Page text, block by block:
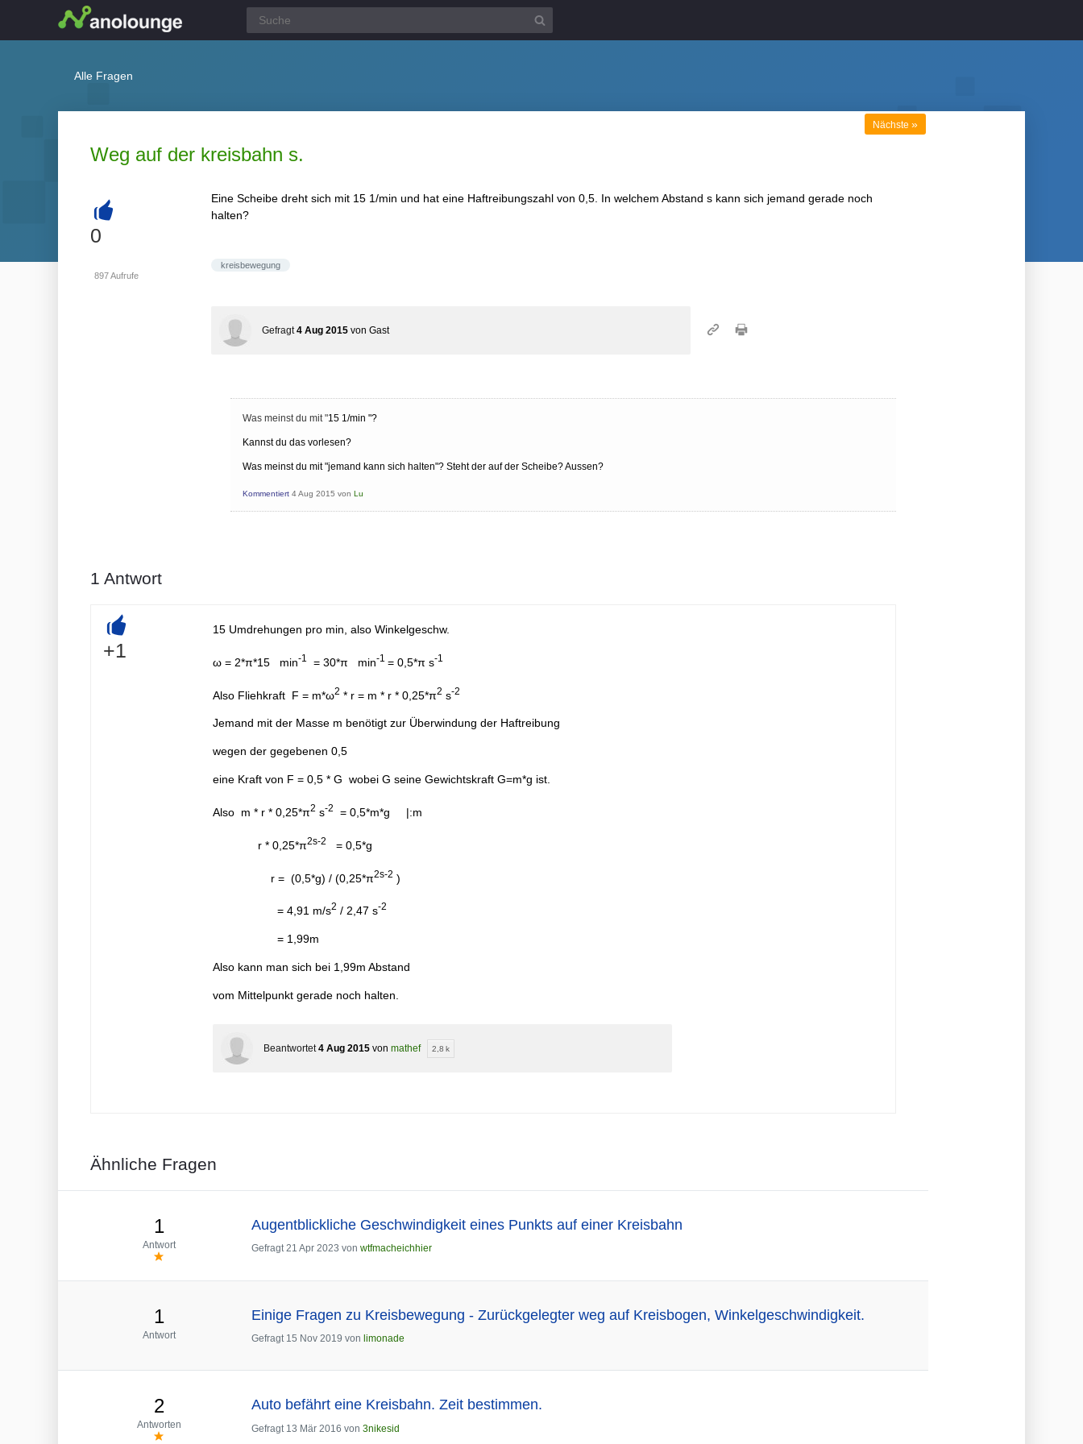
Alle Fragen
Weg auf der kreisbahn s.
Nächste »
+
0
897Aufrufe
Eine Scheibe dreht sich mit 15 1/min und hat eine Haftreibungszahl von 0,5. In welchem Abstand s kann sich jemand gerade noch
halten?
kreisbewegung
Gefragt 4 Aug 2015 von Gast
Was meinst du mit "15 1/min "?
Kannst du das vorlesen?
Was meinst du mit "jemand kann sich halten"? Steht der auf der Scheibe? Aussen?
Kommentiert 4 Aug 2015 von Lu
1 Antwort
+
+1
15 Umdrehungen pro min, also Winkelgeschw.
ω = 2*π*15 min-1 = 30*π min-1 = 0,5*π s-1
Also Fliehkraft F = m*ω2 * r = m * r * 0,25*π2 s-2
Jemand mit der Masse m benötigt zur Überwindung der Haftreibung
wegen der gegebenen 0,5
eine Kraft von F = 0,5 * G wobei G seine Gewichtskraft G=m*g ist.
Also m * r * 0,25*π2 s-2 = 0,5*m*g |:m
r * 0,25*π2s-2 = 0,5*g
r = (0,5*g) / (0,25*π2s-2 )
= 4,91 m/s2 / 2,47 s-2
= 1,99m
Also kann man sich bei 1,99m Abstand
vom Mittelpunkt gerade noch halten.
Beantwortet 4 Aug 2015 von mathef 2,8 k
Ähnliche Fragen
1
Antwort
Augentblickliche Geschwindigkeit eines Punkts auf einer Kreisbahn
Gefragt 21 Apr 2023 von wtfmacheichhier
1
Antwort
Einige Fragen zu Kreisbewegung - Zurückgelegter weg auf Kreisbogen, Winkelgeschwindigkeit.
Gefragt 15 Nov 2019 von limonade
2
Antworten
Auto befährt eine Kreisbahn. Zeit bestimmen.
Gefragt 13 Mär 2016 von 3nikesid